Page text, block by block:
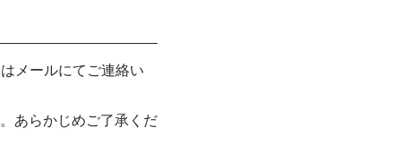
メールにてご連絡い
あらかじめご了承くだ